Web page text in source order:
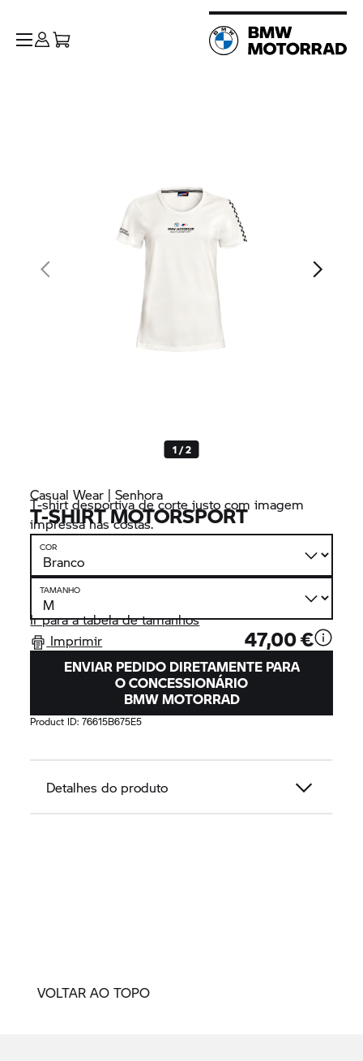
1 / 2
Casual Wear | Senhora
T-SHIRT MOTORSPORT
T-shirt desportiva de corte justo com imagem
impressa nas costas.
COR
TAMANHO
Ir para a tabela de tamanhos
Imprimir
47,00 €
ENVIAR PEDIDO DIRETAMENTE PARA
O CONCESSIONÁRIO
BMW MOTORRAD
Product ID:76615B675E5
Detalhes do produto
VOLTAR AO TOPO